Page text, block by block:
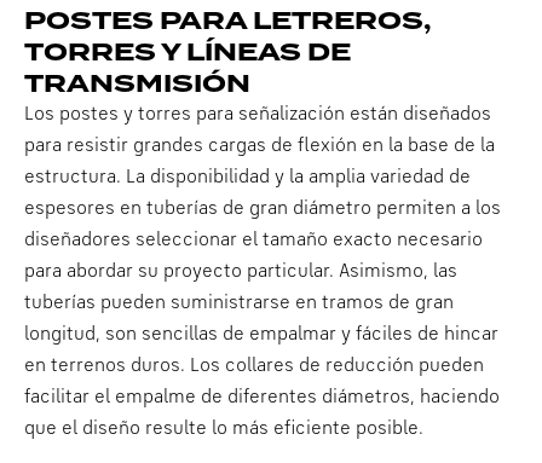
POSTES PARA LETREROS,
TORRES Y LÍNEAS DE
TRANSMISIÓN
Los postes y torres para señalización están diseñados
para resistir grandes cargas de flexión en la base de la
estructura. La disponibilidad y la amplia variedad de
espesores en tuberías de gran diámetro permiten a los
diseñadores seleccionar el tamaño exacto necesario
para abordar su proyecto particular. Asimismo, las
tuberías pueden suministrarse en tramos de gran
longitud, son sencillas de empalmar y fáciles de hincar
en terrenos duros. Los collares de reducción pueden
facilitar el empalme de diferentes diámetros, haciendo
que el diseño resulte lo más eficiente posible.